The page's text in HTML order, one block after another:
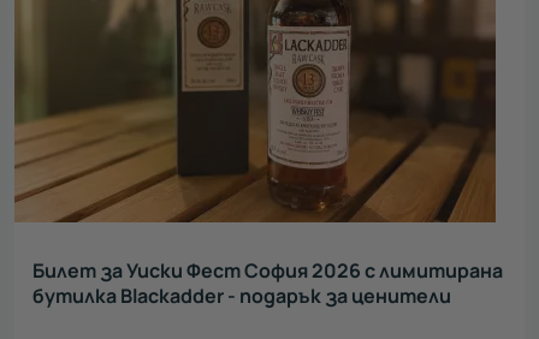
Билет за Уиски Фест София 2026 с лимитирана
бутилка Blackadder - подарък за ценители